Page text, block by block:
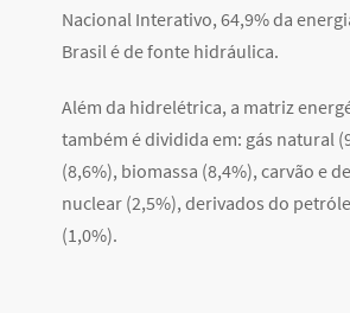
Nacional Interativo, 64,9% da
Brasil é de fonte hidráulica.
Além da hidrelétrica, a matriz
também é dividida em: gás natural
(8,6%), biomassa (8,4%), carvão e
nuclear (2,5%), derivados do
(1,0%).